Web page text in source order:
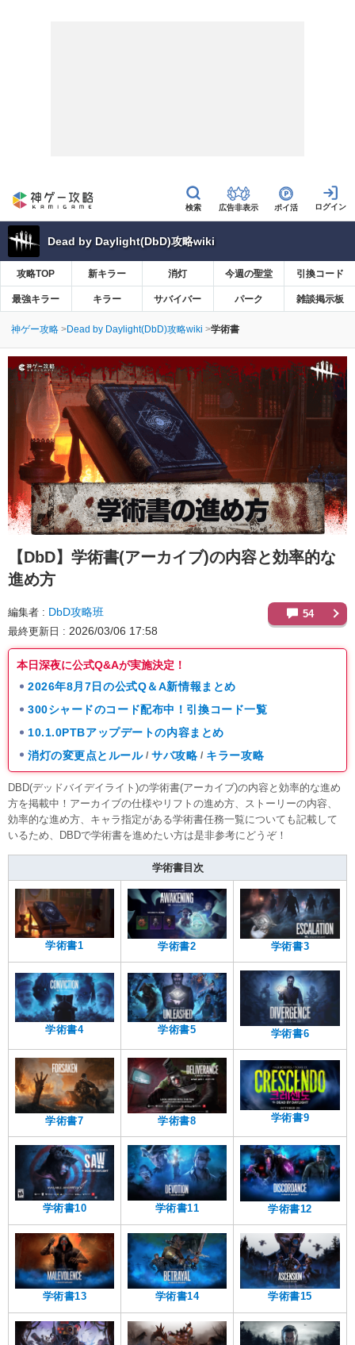
広告非表示 ポイ活
Dead by Daylight(DbD)攻略wiki
攻略TOP 新キラー 消灯 今週の聖堂 引換コード
最強キラー キラー サバイバー パーク 雑談掲示板
神ゲー攻略 Dead by Daylight(DbD)攻略wiki 学術書
【DbD】 学術書(アーカイブ)の内容と効率的な
進め方
編集者 DbD攻略班
最終更新日 2026/03/06 17:58
54
本日深夜に公式Q&Aが実施決定！
2026年8月7日の公式Q＆A新情報まとめ
300シャードのコード配布中！引換コード一覧
10.1.0PTBアップデートの内容まとめ
消灯の変更点とルール / サバ攻略 / キラー攻略
DBD(デッドバイデイライト)の学術書(アーカイブ)の内容と効率的な進め
方を掲載中！アーカイブの仕様やリフトの進め方、ストーリーの内容、
効率的な進め方、キャラ指定がある学術書任務一覧についても記載して
いるため、DBDで学術書を進めたい方は是非参考にどうぞ！
学術書目次
学術書1 学術書2 学術書3
学術書4 学術書5 学術書6
学術書7 学術書8 学術書9
学術書10 学術書11 学術書12
学術書13 学術書14 学術書15